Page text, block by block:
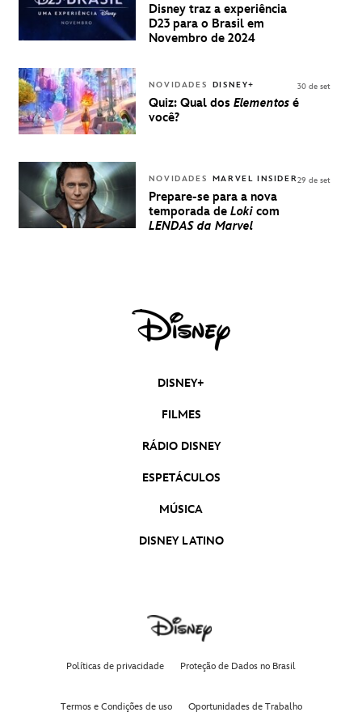
PARA A D23
BRASIL -
UMA
DISNEY
Disney traz a experiência
D23 para o Brasil em
Novembro de 2024
NOVIDADES DISNEY+
Quiz: Qual dos Elementos é
você?
30 de set
NOVIDADES MARVEL INSIDER
Prepare-se para a nova
temporada de Loki com
LENDAS da Marvel
29 de set
DISNEY+
FILMES
RÁDIO DISNEY
ESPETÁCULOS
MÚSICA
DISNEY LATINO
Políticas de privacidade Proteção de Dados no Brasil
Termos e Condições de uso Oportunidades de Trabalho